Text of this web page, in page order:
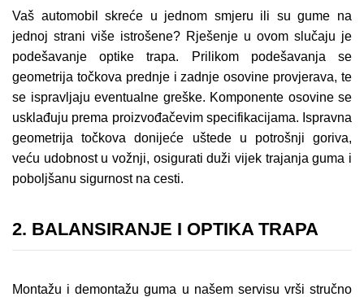
Vaš automobil skreće u jednom smjeru ili su gume na
jednoj strani više istrošene? Rješenje u ovom slučaju je
podešavanje optike trapa. Prilikom podešavanja se
geometrija točkova prednje i zadnje osovine provjerava, te
se ispravljaju eventualne greške. Komponente osovine se
usklađuju prema proizvođačevim specifikacijama. Ispravna
geometrija točkova donijeće uštede u potrošnji goriva,
veću udobnost u vožnji, osigurati duži vijek trajanja guma i
poboljšanu sigurnost na cesti.
2. BALANSIRANJE I OPTIKA TRAPA
Montažu i demontažu guma u našem servisu vrši stručno